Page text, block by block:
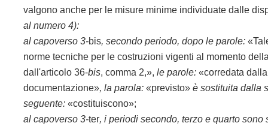
valgono anche per le misure minime individuate dalle
al numero 4):
al capoverso 3-bis, secondo periodo, dopo le parole:
normetecniche per le costruzioni vigenti al momento
dall'articolo 36-bis, comma 2,»,le parole: «corredata
documentazione», la parola: «previsto»è sostituita dalla
seguente: «costituiscono»;
al capoverso 3-ter, i periodi secondo, terzo e quarto sono